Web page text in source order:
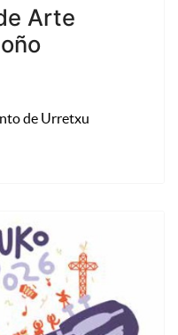
Arte
de Urretxu